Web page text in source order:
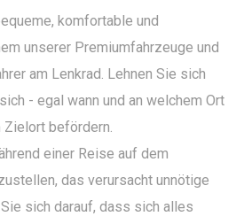
komfortable und
unserer Premiumfahrzeuge und
am Lenkrad. Lehnen Sie sich
- egal wann und an welchem Ort
Zielort befördern.
einer Reise auf dem
das verursacht unnötige
sich darauf, dass sich alles